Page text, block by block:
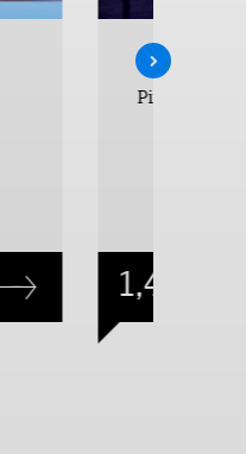
Pirmos 2
1,49